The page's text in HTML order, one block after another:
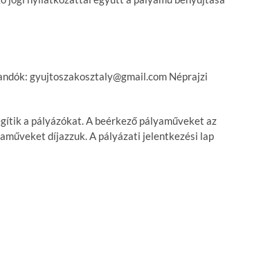
gyujtoszakosztaly@gmail.com Néprajzi
a pályázókat. A beérkező pályaműveket az
díjazzuk. A pályázati jelentkezési lap